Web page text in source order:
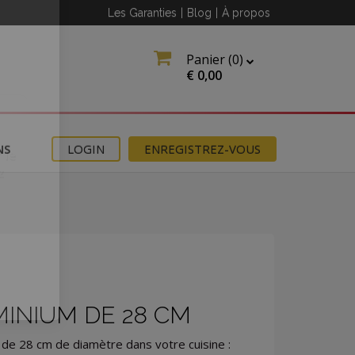
Les Garanties Blog À propos
Panier (0)
€ 0,00
ENREGISTREZ-VOUS
LOGIN
DE 28 CM
28 cm de diamètre dans votre cuisine :